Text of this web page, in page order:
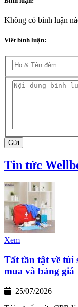
Không có bình luận
Viết bình luận:
Gửi
Tin tức
Xem
Tất tần tật về túi
mua và bảng giá
25/07/2026